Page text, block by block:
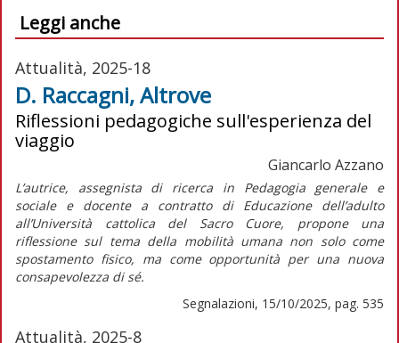
Leggi anche
Attualità, 2025-18
D. Raccagni, Altrove
Riflessioni pedagogiche sull'esperienza del
viaggio
Giancarlo Azzano
L’autrice, assegnista di ricerca in Pedagogia generale e
sociale e docente a contratto di Educazione dell’adulto
all’Università cattolica del Sacro Cuore, propone una
riflessione sul tema della mobilità umana non solo come
spostamento fisico, ma come opportunità per una nuova
consapevolezza di sé.
Segnalazioni, 15/10/2025, pag. 535
Attualità, 2025-8